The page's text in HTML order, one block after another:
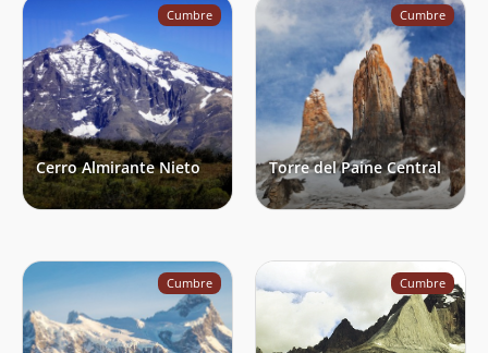
Cumbre
Cerro Almirante Nieto
Cumbre
Torre del Paine Central
Cumbre Cumbre